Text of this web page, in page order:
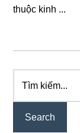
thuộc kinh ...
Primary
Sidebar
kiếm...